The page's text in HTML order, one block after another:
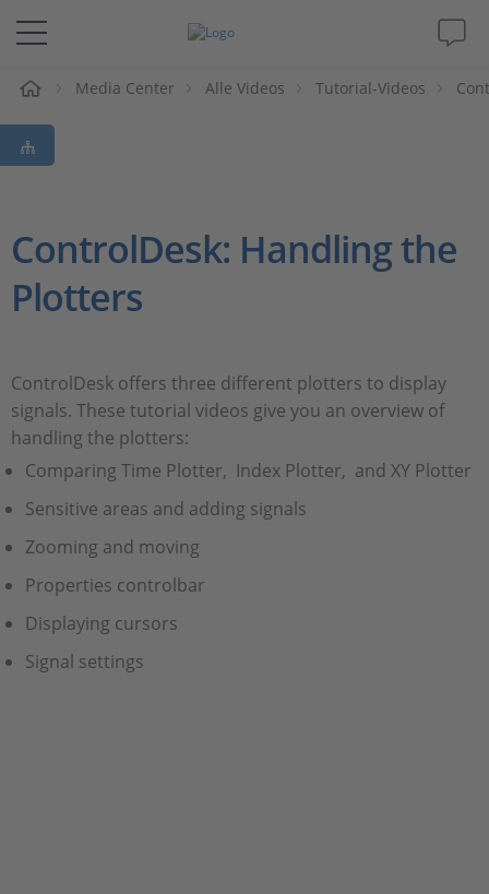
Lösungen & Produkte
Support
Magazin
Karriere
Media Center Alle Videos Tutorial-Videos
ControlDesk: Handling the
Plotters
ControlDesk offers three different plotters to display
signals. These tutorial videos give you an overview of
handling the plotters:
Comparing Time Plotter, Index Plotter, and XY Plotter
Sensitive areas and adding signals
Zooming and moving
Properties controlbar
Displaying cursors
Signal settings